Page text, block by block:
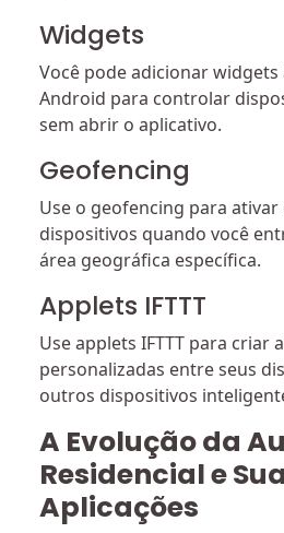
Widgets
Você pode adicionar widgets
Android para controlar
sem abrir o aplicativo.
Geofencing
Use o geofencing para
dispositivos quando você
área geográfica específica.
Applets IFTTT
Use applets IFTTT para criar
personalizadas entre seus
outros dispositivos
A Evolução da
Residencial e
Aplicações